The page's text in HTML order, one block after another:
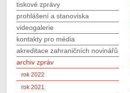
tiskové zprávy
prohlášení a stanoviska
videogalerie
kontakty pro média
akreditace zahraničních novinářů
archiv zpráv
rok 2022
rok 2021